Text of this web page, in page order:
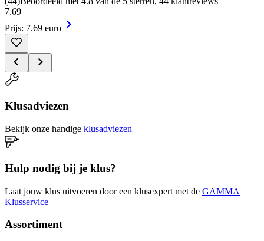
7.69
Prijs: 7.69 euro
Klusadviezen
Bekijk onze handige klusadviezen
Hulp nodig bij je klus?
Laat jouw klus uitvoeren door een klusexpert met de GAMMA
Klusservice
Assortiment